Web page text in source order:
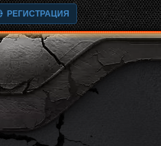
РЕГИСТРАЦИЯ